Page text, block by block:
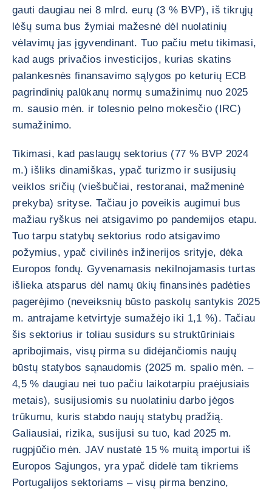
gauti daugiau nei 8 mlrd. eurų (3 % BVP), iš tikrųjų
lėšų suma bus žymiai mažesnė dėl nuolatinių
vėlavimų jas įgyvendinant. Tuo pačiu metu tikimasi,
kad augs privačios investicijos, kurias skatins
palankesnės finansavimo sąlygos po keturių ECB
pagrindinių palūkanų normų sumažinimų nuo 2025
m. sausio mėn. ir tolesnio pelno mokesčio (IRC)
sumažinimo.
Tikimasi, kad paslaugų sektorius (77 % BVP 2024
m.) išliks dinamiškas, ypač turizmo ir susijusių
veiklos sričių (viešbučiai, restoranai, mažmeninė
prekyba) srityse. Tačiau jo poveikis augimui bus
mažiau ryškus nei atsigavimo po pandemijos etapu.
Tuo tarpu statybų sektorius rodo atsigavimo
požymius, ypač civilinės inžinerijos srityje, dėka
Europos fondų. Gyvenamasis nekilnojamasis turtas
išlieka atsparus dėl namų ūkių finansinės padėties
pagerėjimo (neveiksnių būsto paskolų santykis 2025
m. antrajame ketvirtyje sumažėjo iki 1,1 %). Tačiau
šis sektorius ir toliau susidurs su struktūriniais
apribojimais, visų pirma su didėjančiomis naujų
būstų statybos sąnaudomis (2025 m. spalio mėn. –
4,5 % daugiau nei tuo pačiu laikotarpiu praėjusiais
metais), susijusiomis su nuolatiniu darbo jėgos
trūkumu, kuris stabdo naujų statybų pradžią.
Galiausiai, rizika, susijusi su tuo, kad 2025 m.
rugpjūčio mėn. JAV nustatė 15 % muitą importui iš
Europos Sąjungos, yra ypač didelė tam tikriems
Portugalijos sektoriams – visų pirma benzino,